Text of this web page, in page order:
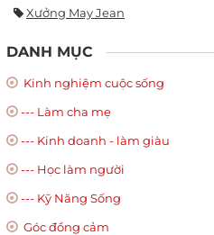
Xưởng May Jean
DANH MỤC
Kinh nghiệm cuộc sống
--- Làm cha mẹ
--- Kinh doanh - làm giàu
--- Học làm người
--- Kỹ Năng Sống
Góc đồng cảm